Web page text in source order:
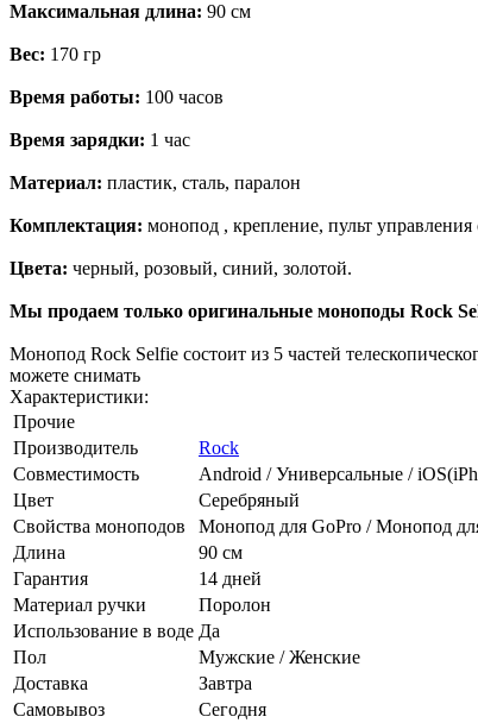
Максимальная длина: 90 см
Вес: 170 гр
Время работы: 100 часов
Время зарядки: 1 час
Материал: пластик, сталь, паралон
Комплектация: монопод , крепление, пульт
Цвета: черный, розовый, синий, золотой.
Мы продаем только оригинальные моноподы Rock
Монопод Rock Selfie состоит из 5 частей
можете снимать
Характеристики:
Прочие
Производитель
Rock
Совместимость
Android / Универсальные /
Цвет
Серебряный
Свойства моноподов
Монопод для GoPro / Монопод
Длина
90 см
Гарантия
14 дней
Материал ручки
Поролон
Использование в воде Да
Пол
Мужские / Женские
Доставка
Завтра
Самовывоз
Сегодня